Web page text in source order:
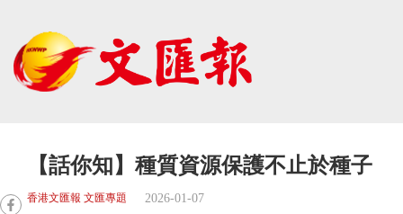
【話你知】種質資源保護不止於種子
香港文匯報 文匯專題 2026-01-07